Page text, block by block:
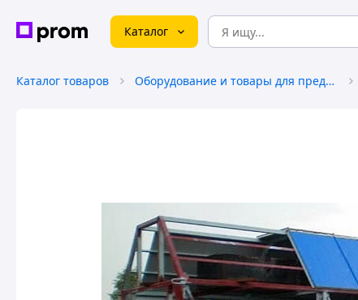
Каталог
Каталог товаров Оборудование и товары для предоставления услуг